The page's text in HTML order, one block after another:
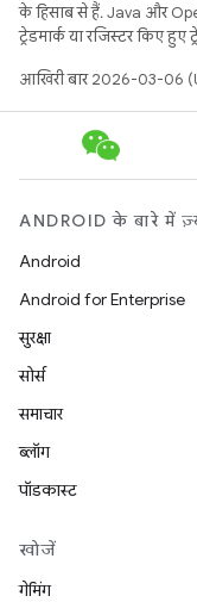
के हिसाब से हैं. Java और
ट्रेडमार्क या रजिस्टर किए हुए
आखिरी बार 2026-03-06
ANDROID के बारे में
Android
Android for Enterprise
सुरक्षा
सोर्स
समाचार
ब्लॉग
पॉडकास्ट
खोजें
गेमिंग